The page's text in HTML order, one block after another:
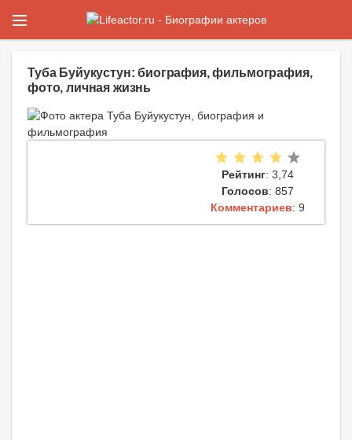
Туба Буйукустун: биография, фильмография,
фото, личная жизнь
Рейтинг: 3,74
Голосов: 857
Комментариев: 9